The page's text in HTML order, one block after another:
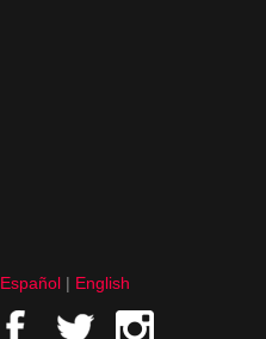
Español English